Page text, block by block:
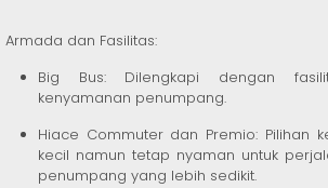
Armada dan Fasilitas:
Big Bus: Dilengkapi dengan
kenyamanan penumpang.
Hiace Commuter dan Premio: Pilihan
kecil namun tetap nyaman untuk
penumpang yang lebih sedikit.